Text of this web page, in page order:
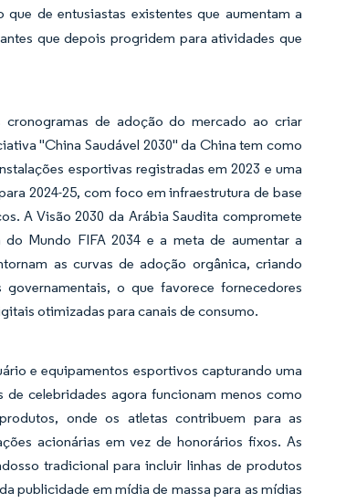
de entusiastas existentes que aumentam a
que depois progridem para atividades que
de adoção do mercado ao criar
"China Saudável 2030" da China tem como
esportivas registradas em 2023 e uma
2024-25, com foco em infraestrutura de base
A Visão 2030 da Arábia Saudita compromete
Mundo FIFA 2034 e a meta de aumentar a
as curvas de adoção orgânica, criando
o que favorece fornecedores
otimizadas para canais de consumo.
e equipamentos esportivos capturando uma
celebridades agora funcionam menos como
onde os atletas contribuem para as
acionárias em vez de honorários fixos. As
tradicional para incluir linhas de produtos
publicidade em mídia de massa para as mídias